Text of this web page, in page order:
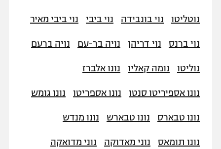
נוטליטו נוי בונבידה נוי ביבי נוי ביבי מאיר
נוי ברנס נוי דריהן נויה בר-עם נויה ברעם
נוליטו נומה קאליו נונו אלברז
נונו אספיריטו סנטו נונו אספריטו נונו גומש
נונו טבארס נונו טבארש נונו מנדש
נונו תומאס נוני מאדוקה נוני מדואקה